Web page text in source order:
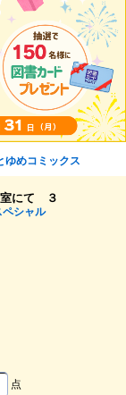
ゆめコミックス
室にて ３
ペシャル
点